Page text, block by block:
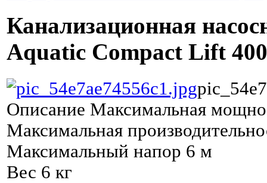
Канализационная
Aquatic Compact Lift 400
Описание Максимальная
Максимальная
Максимальный напор 6 м
Вес 6 кг